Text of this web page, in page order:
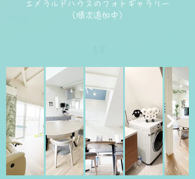
エメラルドハウスのフォトギャラリー
（順次追加中）